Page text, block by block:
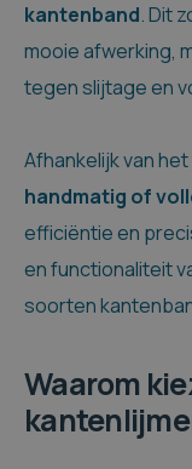
kantenband. Dit
mooie afwerking,
tegen slijtage en
Afhankelijk van
handmatig of
efficiëntie en
en functionaliteit
soorten
Waarom